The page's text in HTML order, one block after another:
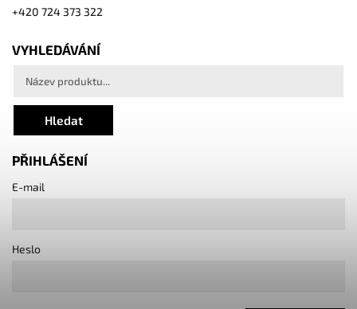
+420 724 373 322
VYHLEDÁVÁNÍ
Hledat
PŘIHLÁŠENÍ
E-mail
Heslo